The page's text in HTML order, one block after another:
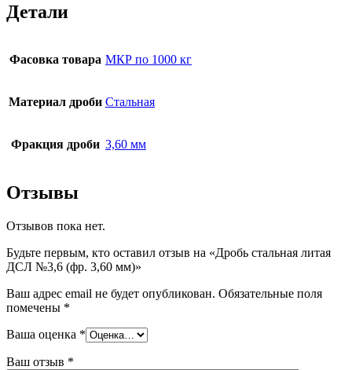
Детали
Фасовка товара МКР по 1000 кг
Материал дроби Стальная
Фракция дроби 3,60 мм
Отзывы
Отзывов пока нет.
Будьте первым, кто оставил отзыв на «Дробь стальная литая
ДСЛ №3,6 (фр. 3,60 мм)»
Ваш адрес email не будет опубликован. Обязательные поля
помечены *
Ваша оценка *
Ваш отзыв *